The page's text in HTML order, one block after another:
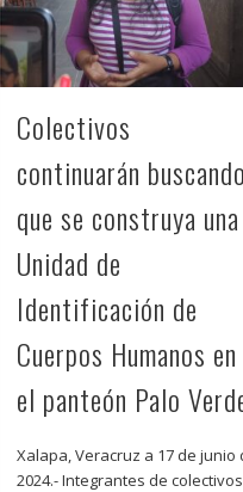
Colectivos
continuarán
que se construya una
Unidad de
Identificación de
Cuerpos Humanos en
el panteón Palo
Xalapa, Veracruz a 17 de junio
2024.- Integrantes de colectivos